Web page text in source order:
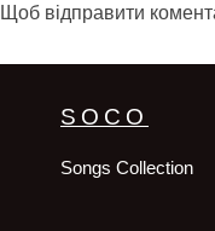
Щоб відправити
SOCO
Songs Collection